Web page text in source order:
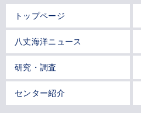
トップページ
八丈海洋ニュース
研究・調査
センター紹介